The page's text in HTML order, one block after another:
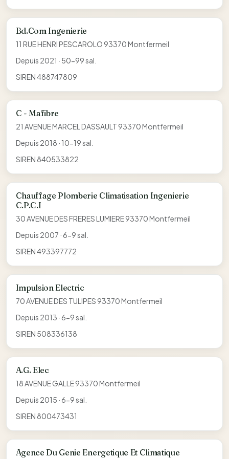
Bd.Com Ingenierie
11 RUE HENRI PESCAROLO 93370 Montfermeil
Depuis 2021 · 50-99 sal.
SIREN 488747809
C - Mafibre
21 AVENUE MARCEL DASSAULT 93370 Montfermeil
Depuis 2018 · 10-19 sal.
SIREN 840533822
Chauffage Plomberie Climatisation Ingenierie
C.P.C.I
30 AVENUE DES FRERES LUMIERE 93370 Montfermeil
Depuis 2007 · 6-9 sal.
SIREN 493397772
Impulsion Electric
70 AVENUE DES TULIPES 93370 Montfermeil
Depuis 2013 · 6-9 sal.
SIREN 508336138
A.G. Elec
18 AVENUE GALLE 93370 Montfermeil
Depuis 2015 · 6-9 sal.
SIREN 800473431
Agence Du Genie Energetique Et Climatique